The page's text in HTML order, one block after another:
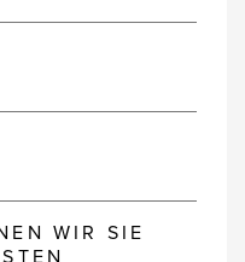
WIR SIE